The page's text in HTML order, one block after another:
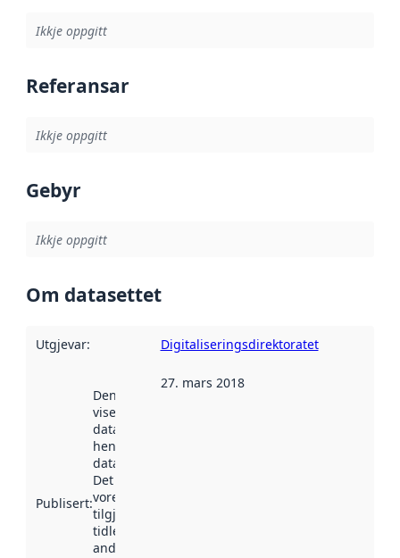
Ikkje oppgitt
Referansar
Ikkje oppgitt
Gebyr
Ikkje oppgitt
Om datasettet
Utgjevar: Digitaliseringsdirektoratet
Publisert:
Denne datoen
viser når
datasettet vart
henta inn av
data.norge.no.
Det kan ha
vore
tilgjengeleg
tidlegare
andre stader.
27. mars 2018